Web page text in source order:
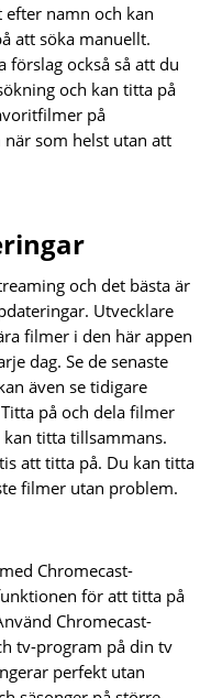
namn och kan
att söka manuellt.
förslag också så att du
och kan titta på
på
som helst utan att
och det bästa är
Utvecklare
filmer i den här appen
dag. Se de senaste
även se tidigare
på och dela filmer
titta tillsammans.
att titta på. Du kan titta
filmer utan problem.
Chromecast-
för att titta på
Chromecast-
tv-program på din tv
perfekt utan